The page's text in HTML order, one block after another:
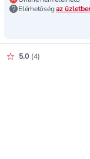
Elérhetőségaz
Értékelés pontszáma:
5.0 (4)